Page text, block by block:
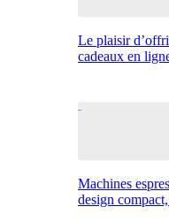
Le plaisir
cadeaux en
Machines
design